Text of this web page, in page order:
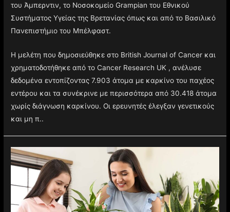
του Άμπερντιν, το Νοσοκομείο Grampian του Εθνικού
Συστήματος Υγείας της Βρετανίας όπως και από το Βασιλικό
Πανεπιστήμιο του Μπέλφαστ.
Η μελέτη που δημοσιεύθηκε στο British Journal of Cancer και
χρηματοδοτήθηκε από το Cancer Research UK , ανέλυσε
δεδομένα εντοπίζοντας 7.903 άτομα με καρκίνο του παχέος
εντέρου και τα συνέκρινε με περισσότερα από 30.418 άτομα
χωρίς διάγνωση καρκίνου. Οι ερευνητές έλεγξαν γενετικούς
και μη π..